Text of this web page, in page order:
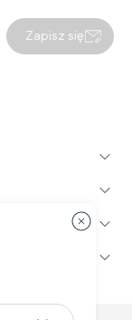
Zapisz się
Zamknij